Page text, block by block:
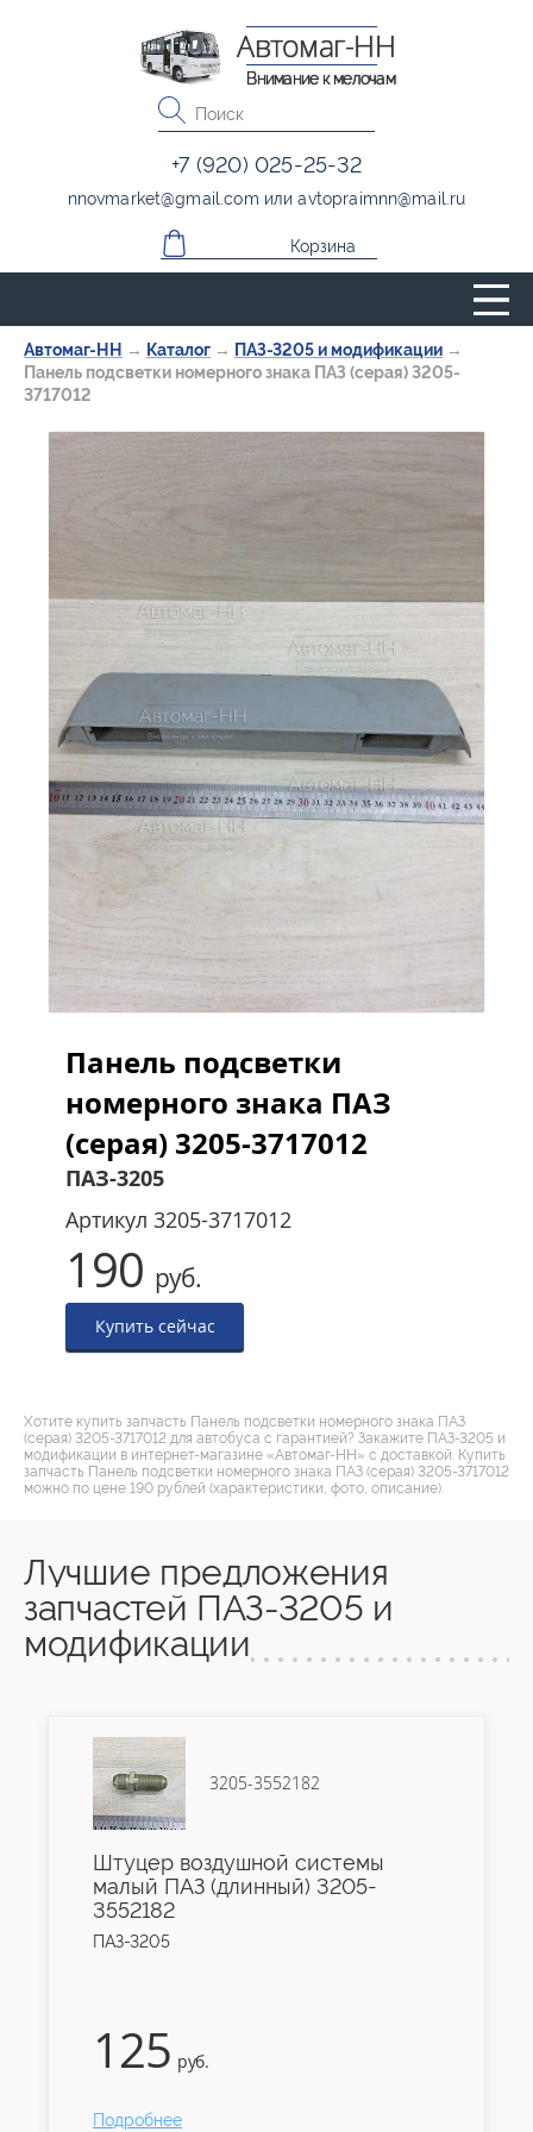
Автомаг-НН → Каталог → ПАЗ-3205 и модификации →
Панель подсветки номерного знака ПАЗ (серая) 3205-
3717012
Панель подсветки
номерного знака ПАЗ
(серая) 3205-3717012
ПАЗ-3205
Артикул 3205-3717012
190 руб.
Купить сейчас
Хотите купить запчасть Панель подсветки номерного знака ПАЗ
(серая) 3205-3717012 для автобуса с гарантией? Закажите ПАЗ-3205 и
модификации в интернет-магазине «Автомаг-НН» с доставкой. Купить
запчасть Панель подсветки номерного знака ПАЗ (серая) 3205-3717012
можно по цене 190 рублей (характеристики, фото, описание).
Лучшие предложения
запчастей ПАЗ-3205 и
модификации
3205-3552182
Штуцер воздушной системы
малый ПАЗ (длинный) 3205-
3552182
ПАЗ-3205
125 руб.
Подробнее
Автомаг-НН
Внимание к мелочам
+7 (920) 025-25-32
nnovmarket@gmail.com илиavtopraimnn@mail.ru
Корзина